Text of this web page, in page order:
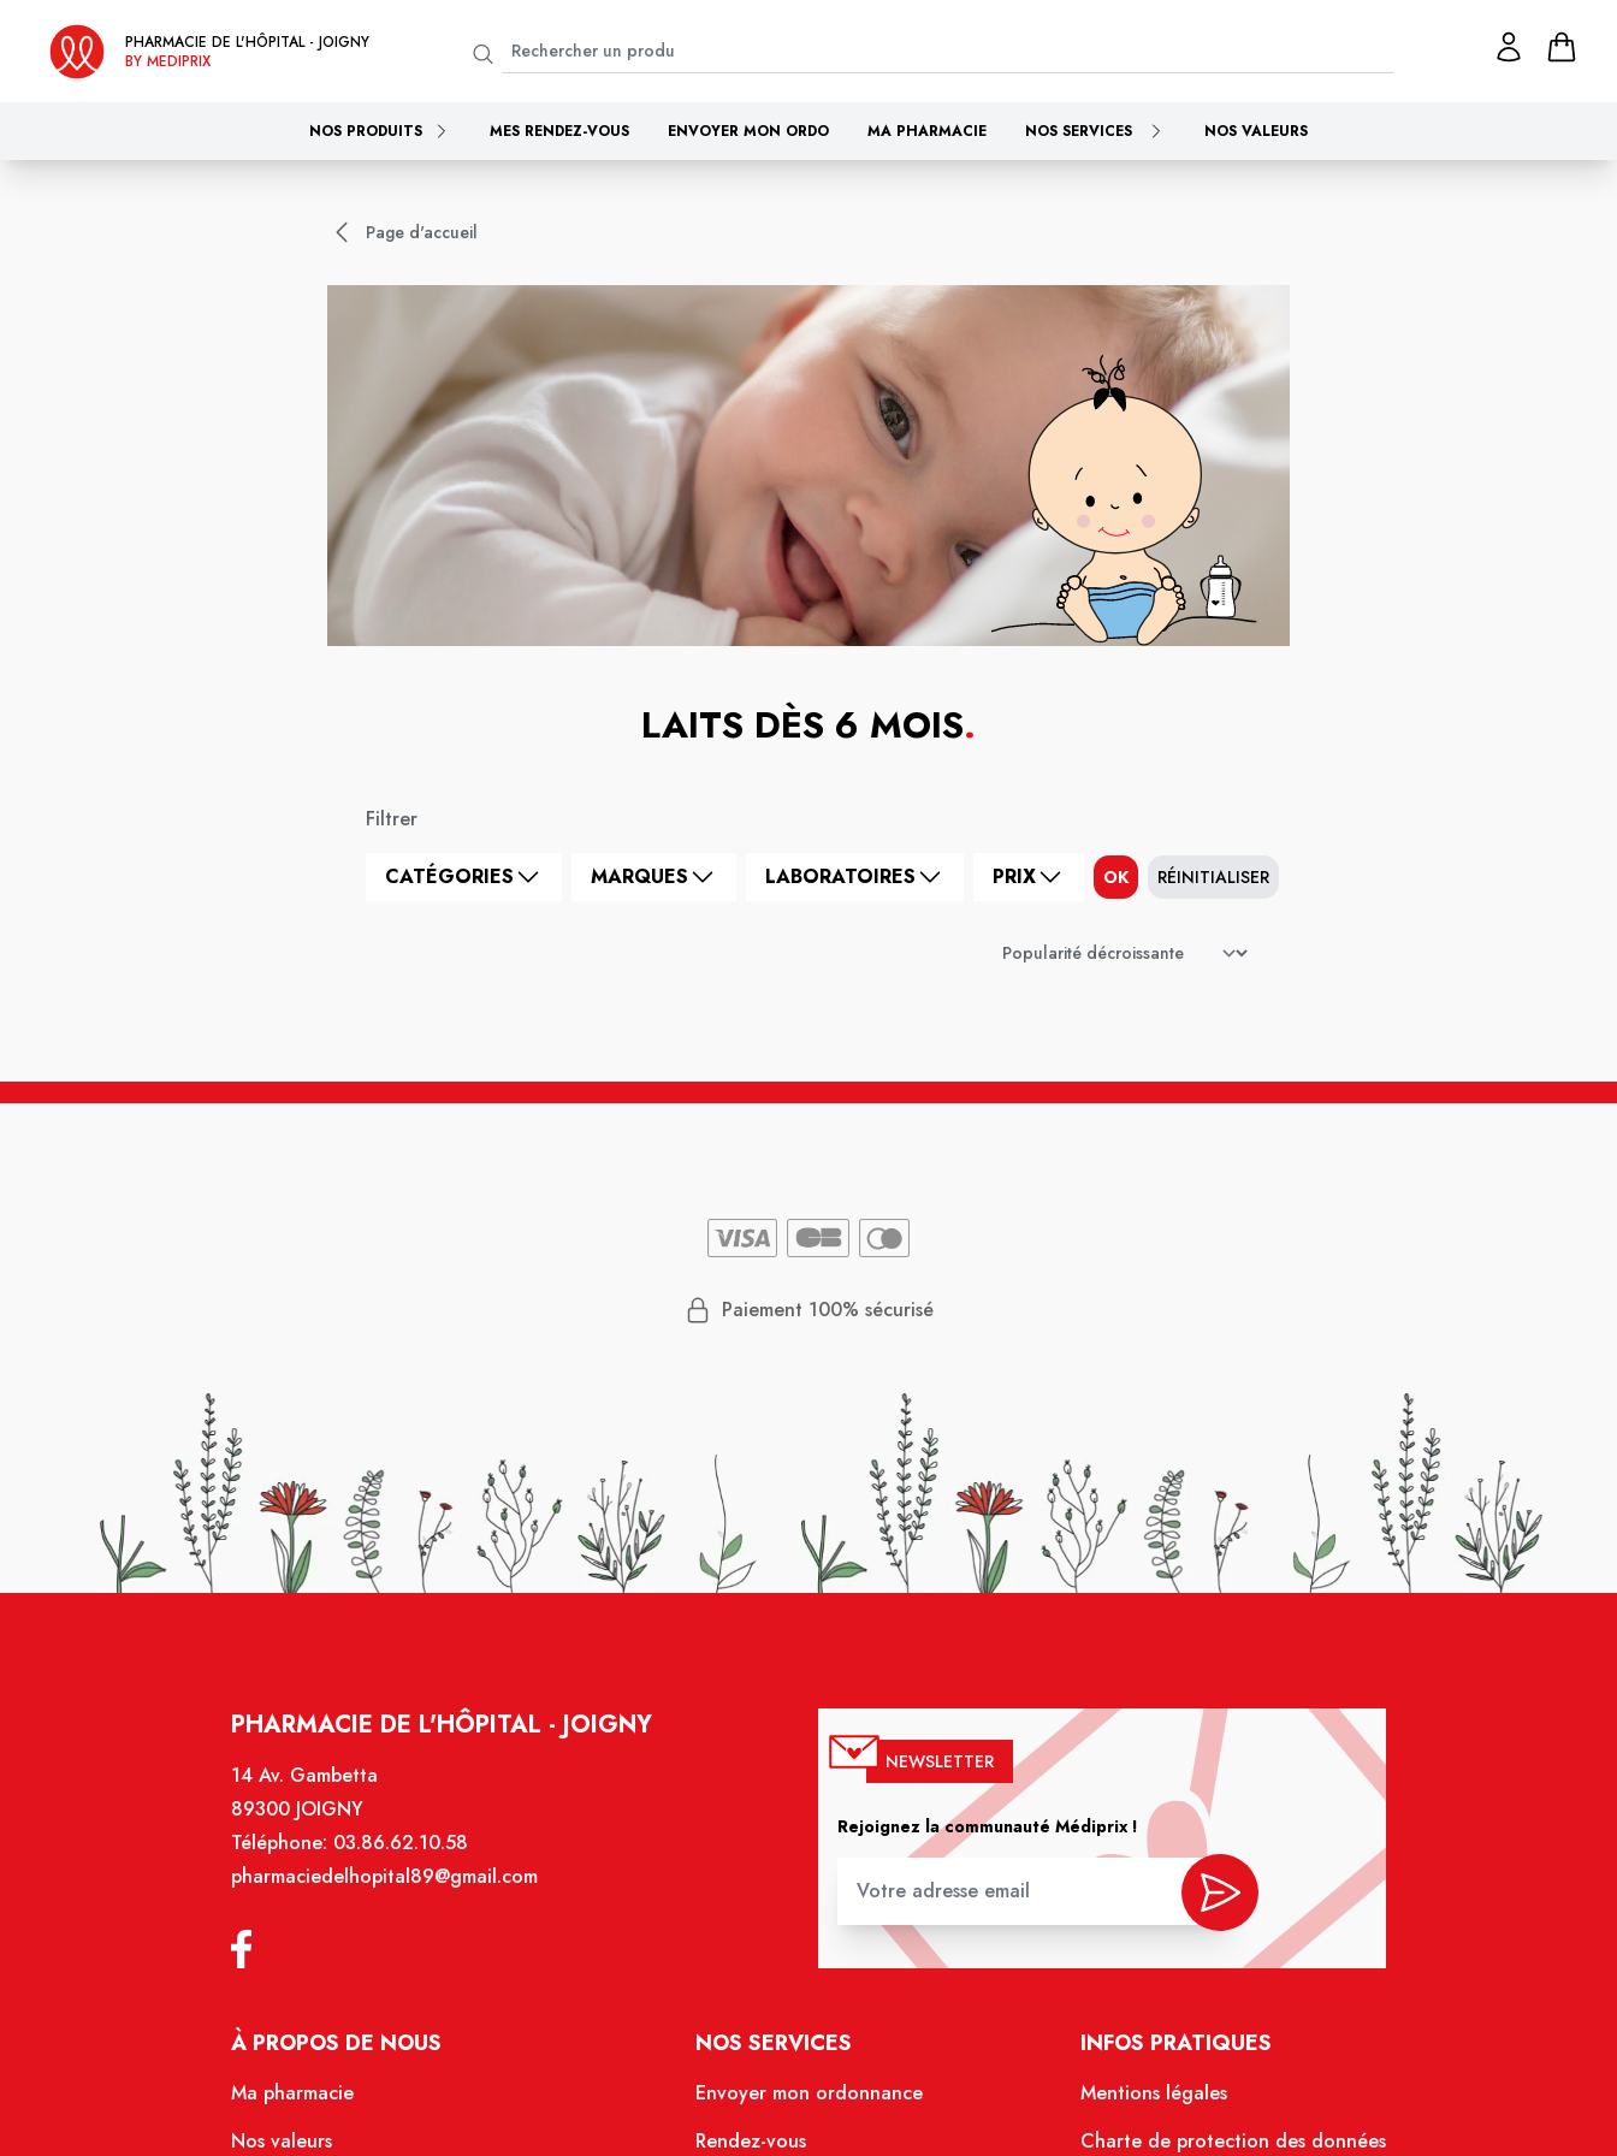
PHARMACIE DE L'HÔPITAL - JOIGNY
BY MEDIPRIX
NOS PRODUITS MES RENDEZ-VOUS ENVOYER MON ORDO MA PHARMACIE NOS SERVICES NOS VALEURS
Page d'accueil
LAITS DÈS 6 MOIS.
Filtrer
CATÉGORIES MARQUES LABORATOIRES PRIX OK RÉINITIALISER
Paiement 100% sécurisé
PHARMACIE DE L'HÔPITAL - JOIGNY
14 Av. Gambetta
89300 JOIGNY
Téléphone: 03.86.62.10.58
pharmaciedelhopital89@gmail.com
NEWSLETTER
Rejoignez la communauté Médiprix !
À PROPOS DE NOUS
Ma pharmacie
Nos valeurs
NOS SERVICES
Envoyer mon ordonnance
Rendez-vous
INFOS PRATIQUES
Mentions légales
Charte de protection des données